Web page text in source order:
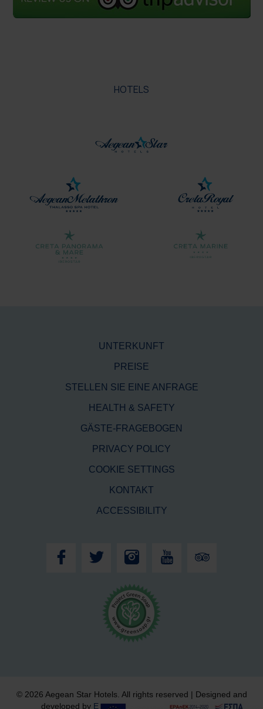
HOTELS
UNTERKUNFT
PREISE
STELLEN SIE EINE ANFRAGE
HEALTH & SAFETY
GÄSTE-FRAGEBOGEN
PRIVACY POLICY
COOKIE SETTINGS
KONTAKT
ACCESSIBILITY
© 2026 Aegean Star Hotels. All rights reserved | Designed and
developed by Eyewide - Hotel Internet Marketing